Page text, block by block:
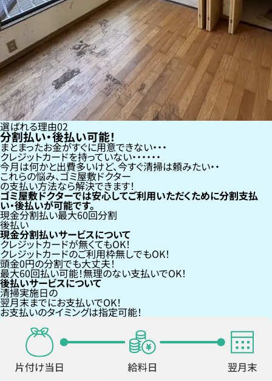
選ばれる理由02
分割払い・後払い可能！
まとまったお金がすぐに用意できない
クレジットカードを持っていない・・・
今月は何かと出費多いけど、今すぐ清掃は頼みたい
これらの悩み、ゴミ屋敷ドクター
の支払い方法なら解決できます！
ゴミ屋敷ドクターでは安心してご利用いただくために分割支払
い・後払いが可能です。
現金分割払い最大60回分割
後払い
現金分割払いサービスについて
クレジットカードが無くてもOK！
クレジットカードのご利用枠無しでもOK！
頭金0円の分割でも大丈夫！
最大60回払い可能！無理のない支払いでOK！
後払いサービスについて
清掃実施日の
翌月末までにお支払いでOK！
お支払いのタイミングは指定可能！